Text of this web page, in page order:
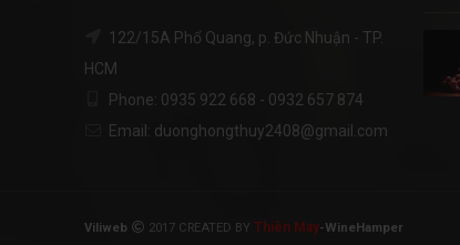
122/15A Phổ Quang, p. Đức Nhuận - TP.
HCM
Phone: 0935 922 668 - 0932 657 874
Email: duonghongthuy2408@gmail.com
Viliweb 2017 CREATED BY Thiên May-WineHamper